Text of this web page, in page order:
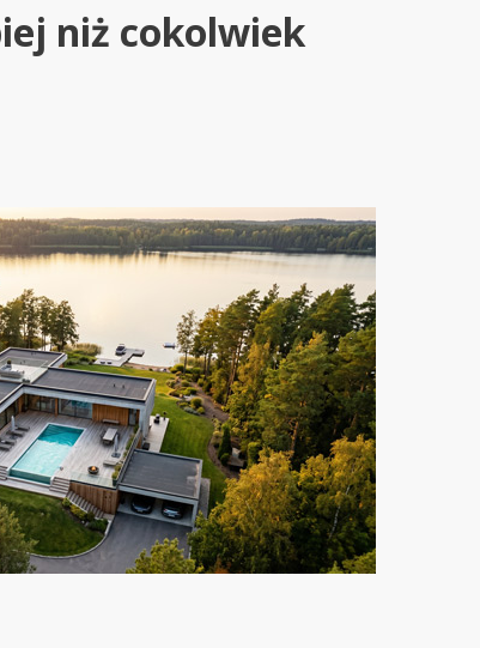
niż cokolwiek